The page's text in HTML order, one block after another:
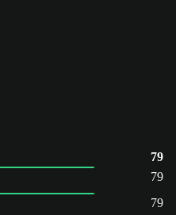
79
79
79